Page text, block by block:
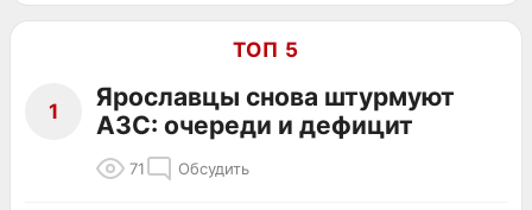
ТОП 5
1
Ярославцы снова штурмуют
АЗС: очереди и дефицит
71 Обсудить